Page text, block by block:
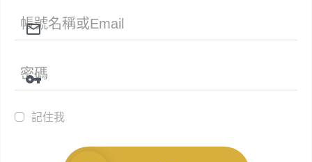
記住我